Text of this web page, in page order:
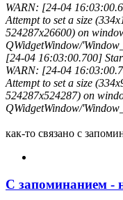
WARN: [24-04
Attempt to set a size
524287x26600) on
QWidgetWindow/
[24-04 16:03:00.700]
WARN: [24-04
Attempt to set a size
524287x524287) on
QWidgetWindow/
как-то связано с
С запоминанием -